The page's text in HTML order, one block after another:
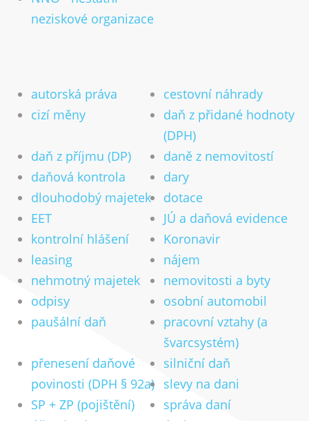
Důležitá čísla 2026 (2025 a 2024)
Vrácení přeplatku na dani
Publikování
Zdanění zahraničních příjmů
Archiv informací
Kontakt
Kariéra
CZ DE
Online poradna
Přijímáme nové klienty
neziskové organizace
autorská práva
cestovní náhrady
cizí měny
daň z přidané hodnoty
(DPH)
daň z příjmu (DP)
daně z nemovitostí
daňová kontrola
dary
dlouhodobý majetek
dotace
EET
JÚ a daňová evidence
kontrolní hlášení
Koronavir
leasing
nájem
nehmotný majetek
nemovitosti a byty
odpisy
osobní automobil
paušální daň
pracovní vztahy (a
švarcsystém)
přenesení daňové
povinosti (DPH § 92a)
silniční daň
slevy na dani
SP + ZP (pojištění)
správa daní